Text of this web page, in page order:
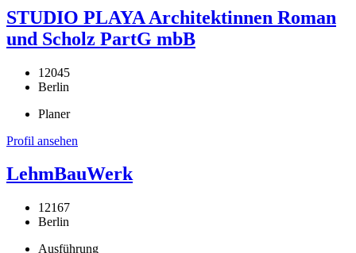
STUDIO PLAYA Architektinnen Roman
und Scholz PartG mbB
12045
Berlin
Planer
Profil ansehen
LehmBauWerk
12167
Berlin
Ausführung